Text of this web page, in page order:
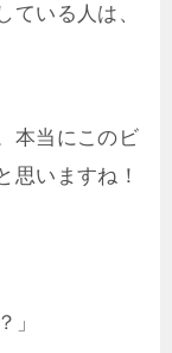
ている人は、
本当にこのビ
思いますね！
」